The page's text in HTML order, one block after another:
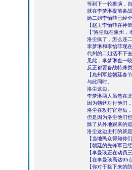
等到下一轮推演，
就在李梦琳提前备
她二姐李怡菲已经
【赵王李怡菲在神
【“洛尘就在豫州
洛尘疯了，怎么连
李梦琳和李怡菲现
代州的二姐活不下
见此，李梦琳也一
反正都要备战特殊
【燕州军趁朝廷春
与此同时。
洛尘这边。
李梦琳两人虽然在
因为朝廷对付他们
洛尘在攻打官府后
但是因为洛尘他们
除了从外地跟来的
洛尘这边主打的就
【当地民众得知你
【朝廷的先锋军已
【李曼瑛正在动员
【在李曼瑛高达95
【你对于接下来的